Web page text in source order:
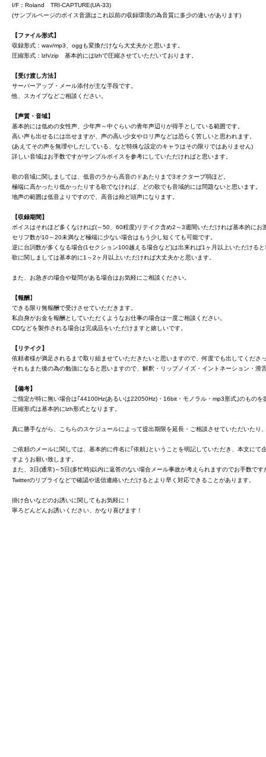
I/F：Roland TRI-CAPTURE(UA-33)
(サンプルページのボイス音源はこれ以前の収録環境の為音質に多少の違いがあります)
【ファイル形式】
収録形式：wav/mp3、oggも変換だけなら大丈夫かと思います。
圧縮形式：lzh/zip 基本的にはlzhで圧縮させていただいております。
【受け渡し方法】
サーバーアップ・メール添付が主な手段です。
他、スカイプなどご相談ください。
【声質・音域】
基本的には低めの女性声、少年声～中ぐらいの青年声辺りが得手としている範囲です。
高い声も出せるには出せますが、声の高い少女やロリ声などは恐らく苦しいと思われます。
(あえてその声を無理やしだしている、など特殊な設定のキャラはその限りではありません)
詳しい音域はお手数ですがサンプルボイスを参考にしていただければと思います。
歌の音域に関しましては、低音のラから高音のドあたりまで3オクターブ弱ほど。
極端に高かったり低かったりする歌でなければ、どの歌でも音域的には問題ないと思います。
地声の範囲は低音よりですので、高音は殆ど頭声になります。
【収録期間】
ボイスはそれほど多くなければ(～50、60程度)リテイク含め2～3週間いただければ基本的にお
セリフ数が10～20未満など極端に少ない場合はもう少し短くても可能です。
逆に台詞数が多くなる場合(1セクション100越える場合など)は出来れば1ヶ月以上いただける
歌に関しましては基本的に1～2ヶ月以上いただければ大丈夫かと思います。
また、お急ぎの場合や疑問がある場合はお気軽にご相談ください。
【報酬】
できる限り無報酬で受けさせていただきます。
私自身がお金を報酬としていただくようなお仕事の場合は一度ご相談ください。
CDなどを製作される場合は完成品をいただけますと嬉しいです。
【リテイク】
依頼者様が満足されるまで取り組ませていただきたいと思いますので、何度でも出してくださ
それもまた後の為の勉強になると思いますので、解釈・リップノイズ・イントネーション・滑
【備考】
ご指定が特に無い場合は｢44100Hz(あるいは22050Hz)・16bit・モノラル・mp3形式｣のものを
圧縮形式は基本的にlzh形式となります。
真に勝手ながら、こちらのスケジュールによって提出期限を延長・ご相談させていただいた
ご依頼のメールに関しては、基本的に件名に｢依頼｣ということを明記していただき、本文に
すようお願い致します。
また、3日(通常)～5日(多忙時)以内に返答のない場合メール事故が考えられますのでお手数で
Twitterのリプライなどで確認や送信連絡いただけるとより早く対応できることがあります。
掛け合いなどのお誘いに関してもお気軽に！
寧ろどんどんお誘いください、かなり喜びます！